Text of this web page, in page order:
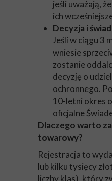
jeśli uważają,
ich
Decyzja i
Jeśli w ciągu 3
wniesie
zostanie
decyzję o
ochronnego.
10-letni okres
oficjalne
Dlaczego warto
towarowy?
Rejestracja to
lub kilku tysięcy
liczby klas), który